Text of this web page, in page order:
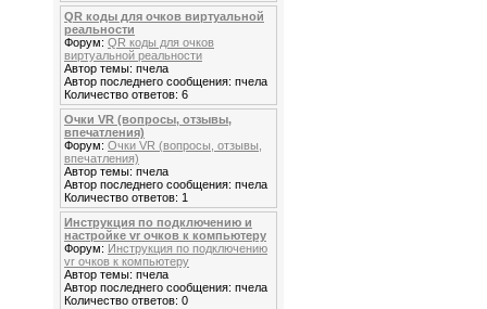
QR коды для очков виртуальной
реальности
Форум: QR коды для очков
виртуальной реальности
Автор темы: пчела
Автор последнего сообщения: пчела
Количество ответов: 6
Очки VR (вопросы, отзывы,
впечатления)
Форум: Очки VR (вопросы, отзывы,
впечатления)
Автор темы: пчела
Автор последнего сообщения: пчела
Количество ответов: 1
Инструкция по подключению и
настройке vr очков к компьютеру
Форум: Инструкция по подключению
vr очков к компьютеру
Автор темы: пчела
Автор последнего сообщения: пчела
Количество ответов: 0